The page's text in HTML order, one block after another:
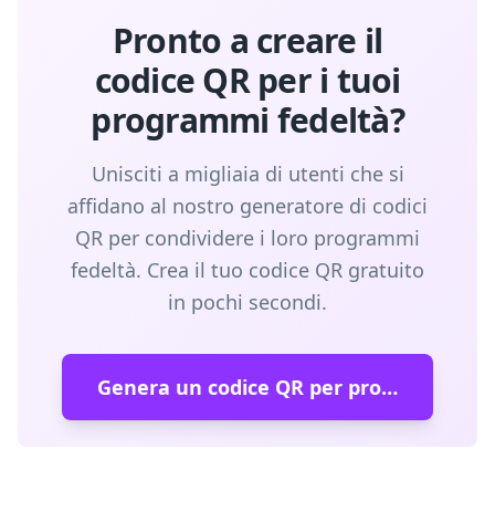
Pronto a creare il
codice QR per i tuoi
programmi fedeltà?
Unisciti a migliaia di utenti che si
affidano al nostro generatore di codici
QR per condividere i loro programmi
fedeltà. Crea il tuo codice QR gratuito
in pochi secondi.
Genera un codice QR per programmi fedeltà